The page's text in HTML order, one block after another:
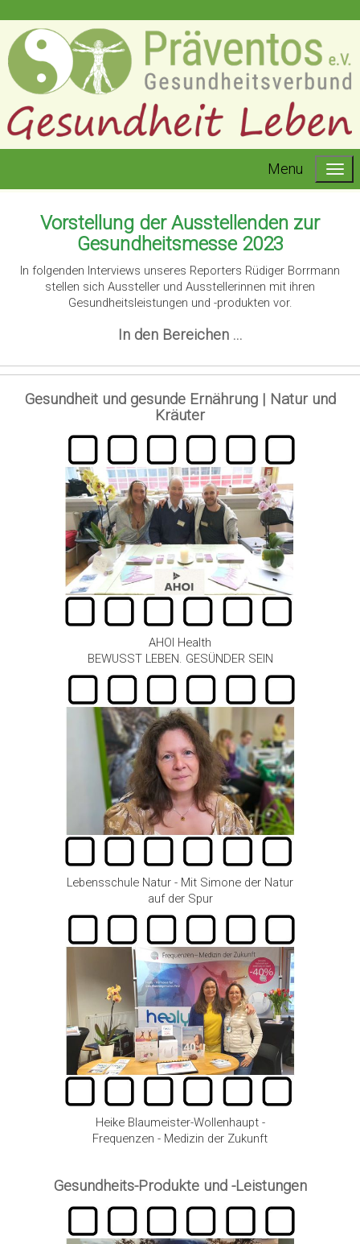
Menu
Vorstellung der Ausstellenden zur
Gesundheitsmesse 2023
In folgenden Interviews unseres Reporters Rüdiger Borrmann
stellen sich Aussteller und Ausstellerinnen mit ihren
Gesundheitsleistungen und -produkten vor.
In den Bereichen ...
Gesundheit und gesunde Ernährung | Natur und
Kräuter
AHOI Health
BEWUSST LEBEN. GESÜNDER SEIN
Lebensschule Natur - Mit Simone der Natur
auf der Spur
Heike Blaumeister-Wollenhaupt -
Frequenzen - Medizin der Zukunft
Gesundheits-Produkte und -Leistungen